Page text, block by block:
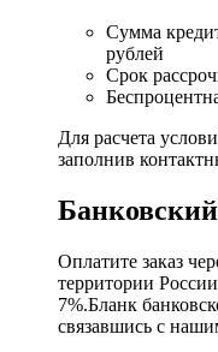
Сумма
рублей
Срок
Для расчета
заполнив
Оплатите заказ
территории
7%.Бланк
связавшись с